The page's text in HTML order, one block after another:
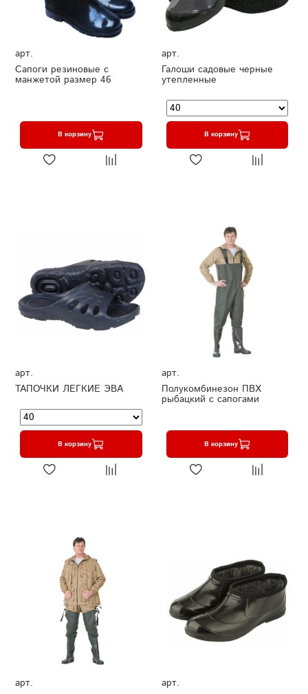
арт.
Сапоги резиновые с
манжетой размер 46
В корзину
арт.
Галоши садовые черные
утепленные
В корзину
арт.
ТАПОЧКИ ЛЕГКИЕ ЭВА
В корзину
арт.
Полукомбинезон ПВХ
рыбацкий с сапогами
В корзину
арт.
арт.